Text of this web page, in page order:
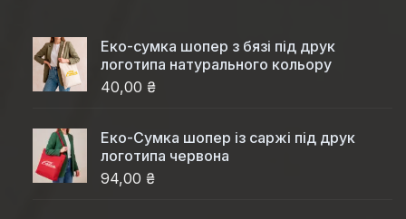
Еко-сумка шопер з бязі під друк
логотипа натурального кольору
40,00 ₴
Еко-Cумка шопер із саржі під друк
логотипа червона
94,00 ₴